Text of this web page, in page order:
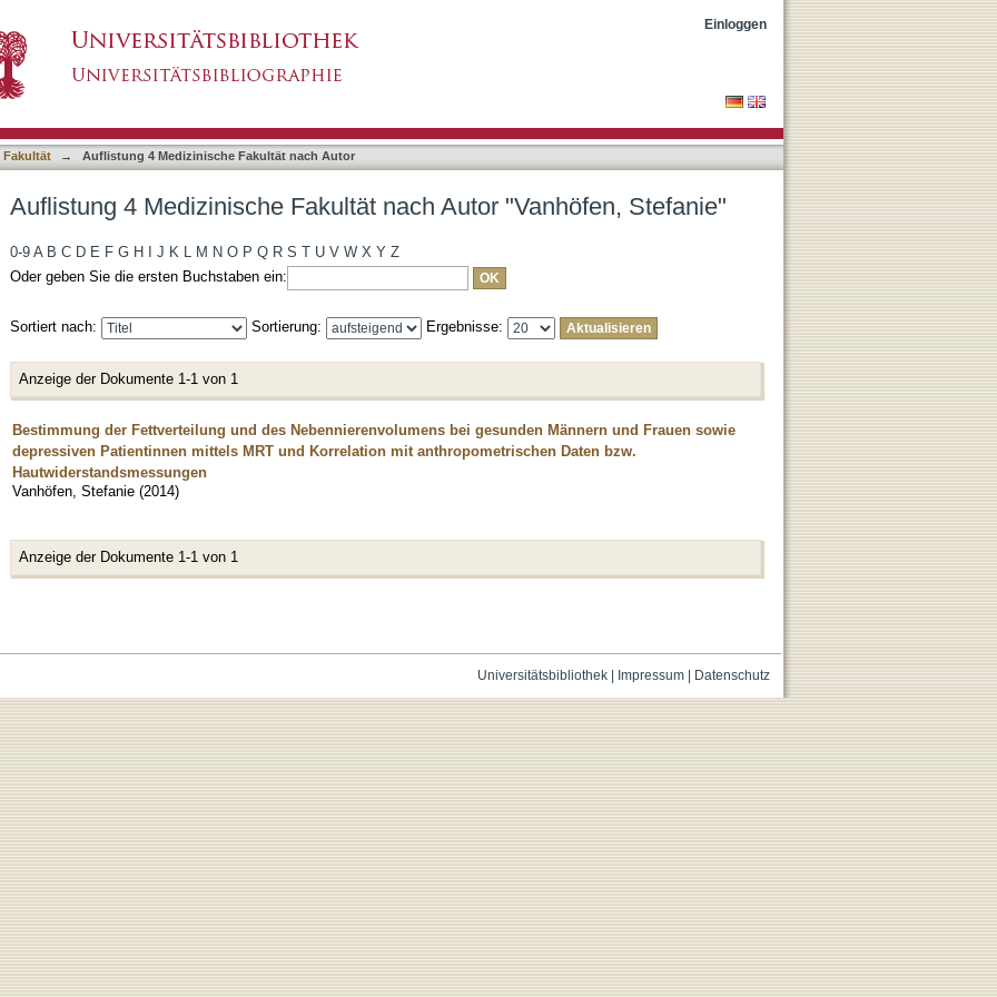
Einloggen
Fakultät → Auflistung 4 Medizinische Fakultät nach Autor
Auflistung 4 Medizinische Fakultät nach Autor "Vanhöfen, Stefanie"
0-9 A B C D E F G H J K L M N O P Q R S T U V W X Y Z
Oder geben Sie die ersten Buchstaben ein:
Sortiert nach: Sortierung: Ergebnisse:
Anzeige der Dokumente 1-1 von 1
Bestimmung der Fettverteilung und des Nebennierenvolumens bei gesunden Männern und Frauen sowie
depressiven Patientinnen mittels MRT und Korrelation mit anthropometrischen Daten bzw.
Hautwiderstandsmessungen
Vanhöfen, Stefanie (2014)
Anzeige der Dokumente 1-1 von 1
Universitätsbibliothek| Impressum| Datenschutz